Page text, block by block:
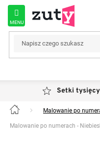
Przejść
treści
Setki
Home Malowanie po
Malowanie po numerach -